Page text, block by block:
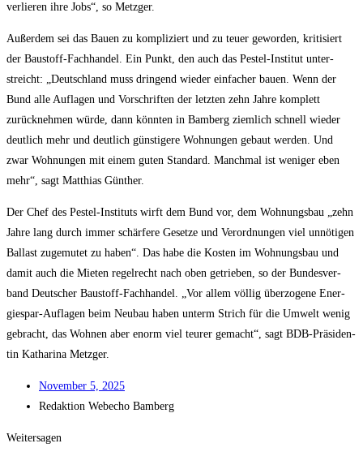
ver­lie­ren ihre Jobs“, so Metzger.
Außer­dem sei das Bau­en zu kom­pli­ziert und zu teu­er gewor­den, kri­ti­siert
der Bau­stoff-Fach­han­del. Ein Punkt, den auch das Pest­el-Insti­tut unter­
streicht: „Deutsch­land muss drin­gend wie­der ein­fa­cher bau­en. Wenn der
Bund alle Auf­la­gen und Vor­schrif­ten der letz­ten zehn Jah­re kom­plett
zurück­neh­men wür­de, dann könn­ten in Bam­berg ziem­lich schnell wie­der
deut­lich mehr und deut­lich güns­ti­ge­re Woh­nun­gen gebaut wer­den. Und
zwar Woh­nun­gen mit einem guten Stan­dard. Manch­mal ist weni­ger eben
mehr“, sagt Mat­thi­as Günther.
Der Chef des Pest­el-Insti­tuts wirft dem Bund vor, dem Woh­nungs­bau „zehn
Jah­re lang durch immer schär­fe­re Geset­ze und Ver­ord­nun­gen viel unnö­ti­gen
Bal­last zuge­mu­tet zu haben“. Das habe die Kos­ten im Woh­nungs­bau und
damit auch die Mie­ten regel­recht nach oben getrie­ben, so der Bun­des­ver­
band Deut­scher Bau­stoff-Fach­han­del. „Vor allem völ­lig über­zo­ge­ne Ener­
gie­spar-Auf­la­gen beim Neu­bau haben unterm Strich für die Umwelt wenig
gebracht, das Woh­nen aber enorm viel teu­rer gemacht“, sagt BDB-Prä­si­den­
tin Katha­ri­na Metzger.
Novem­ber 5, 2025
Redak­ti­on Web­echo Bamberg
Weitersagen